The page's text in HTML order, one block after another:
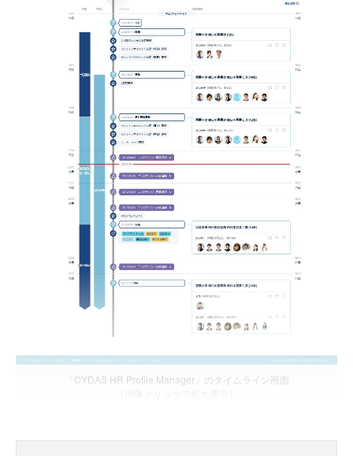
「CYDAS HR Profile Manager」のタイムライン画面